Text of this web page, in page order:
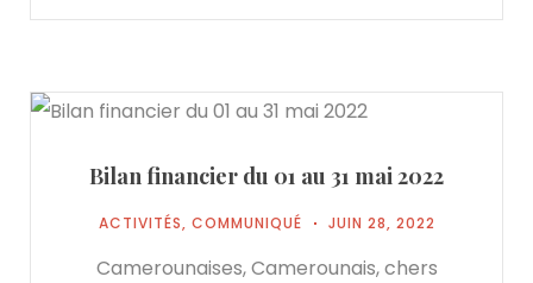
Bilan financier du 01 au 31 mai 2022
ACTIVITÉS, COMMUNIQUÉ JUIN 28, 2022
Camerounaises, Camerounais, chers